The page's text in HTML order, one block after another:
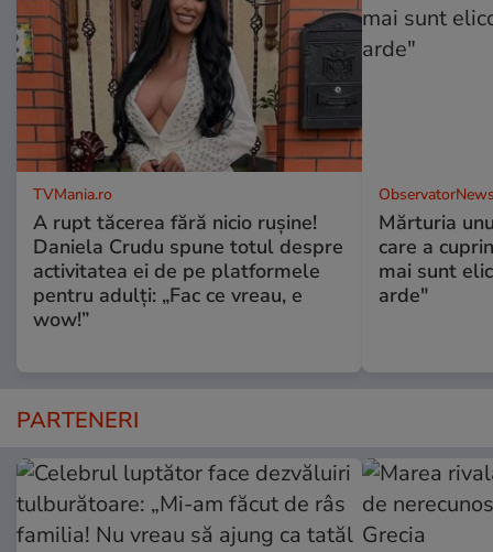
TVMania.ro
A rupt tăcerea fără nicio rușine!
Daniela Crudu spune totul despre
activitatea ei de pe platformele
pentru adulți: „Fac ce vreau, e
wow!”
Mărturia
care a
mai sunt
arde"
PARTENERI